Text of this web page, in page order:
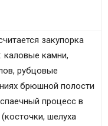
закупорка
каловые камни,
рубцовые
брюшной полости
процесс в
шелуха